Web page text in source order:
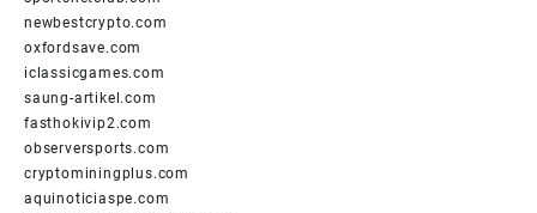
newbestcrypto.com
oxfordsave.com
iclassicgames.com
saung-artikel.com
fasthokivip2.com
observersports.com
cryptominingplus.com
aquinoticiaspe.com